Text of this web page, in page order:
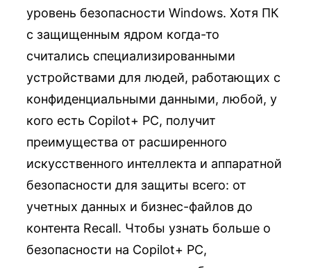
уровень безопасности Windows. Хотя ПК
с защищенным ядром когда-то
считались специализированными
устройствами для людей, работающих с
конфиденциальными данными, любой, у
кого есть Copilot+ PC, получит
преимущества от расширенного
искусственного интеллекта и аппаратной
безопасности для защиты всего: от
учетных данных и бизнес-файлов до
контента Recall. Чтобы узнать больше о
безопасности на Copilot+ PC,